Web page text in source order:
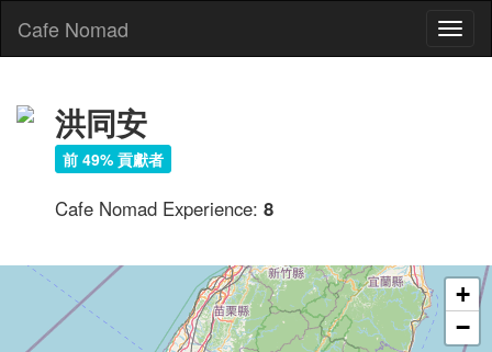
Cafe Nomad
洪同安
前 49% 貢獻者
Cafe Nomad Experience: 8
+
−